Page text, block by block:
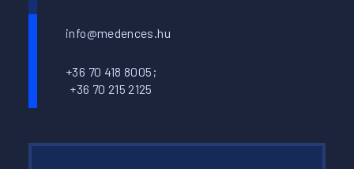
info@medences.hu
+36 70 418 8005;
+36 70 215 2125